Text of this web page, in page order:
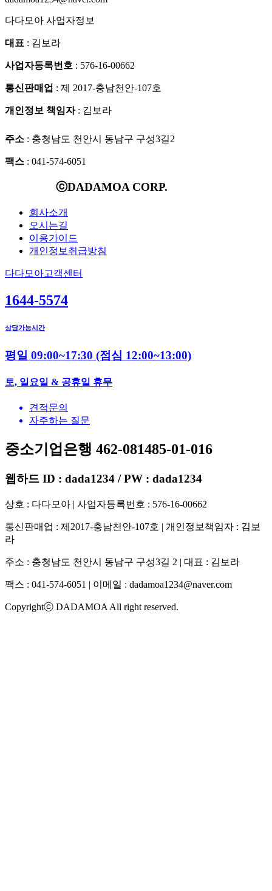
다다모아 사업자정보
대표 : 김보라
사업자등록번호 : 576-16-00662
통신판매업 : 제 2017-충남천안-107호
개인정보 책임자: 김보라
주소 : 충청남도 천안시 동남구 구성3길2
팩스 : 041-574-6051
ⓒDADAMOA CORP.
회사소개
오시는길
이용가이드
개인정보취급방침
다다모아고객센터
1644-5574
상담가능시간
평일 09:00~17:30 (점심 12:00~13:00)
토, 일요일 & 공휴일 휴무
견적문의
자주하는 질문
중소기업은행 462-081485-01-016
웹하드 ID : dada1234 / PW : dada1234
상호 : 다다모아 | 사업자등록번호 : 576-16-00662
통신판매업 : 제2017-충남천안-107호 | 개인정보책임자 : 김보
라
주소 : 충청남도 천안시 동남구 구성3길 2 | 대표 : 김보라
팩스 : 041-574-6051 | 이메일 : dadamoa1234@naver.com
Copyrightⓒ DADAMOA All right reserved.